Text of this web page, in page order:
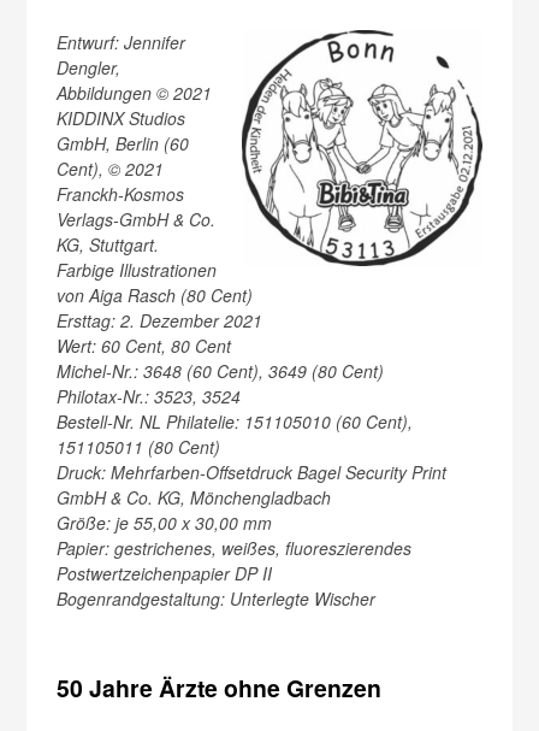
Entwurf: Jennifer
Dengler,
Abbildungen © 2021
KIDDINX Studios
GmbH, Berlin (60
Cent), © 2021
Franckh-Kosmos
Verlags-GmbH & Co.
KG, Stuttgart.
Farbige Illustrationen
von Aiga Rasch (80 Cent)
Ersttag: 2. Dezember 2021
Wert: 60 Cent, 80 Cent
Michel-Nr.: 3648 (60 Cent), 3649 (80 Cent)
Philotax-Nr.: 3523, 3524
Bestell-Nr. NL Philatelie: 151105010 (60 Cent),
151105011 (80 Cent)
Druck: Mehrfarben-Offsetdruck Bagel Security Print
GmbH & Co. KG, Mönchengladbach
Größe: je 55,00 x 30,00 mm
Papier: gestrichenes, weißes, fluoreszierendes
Postwertzeichenpapier DP II
Bogenrandgestaltung: Unterlegte Wischer
50 Jahre Ärzte ohne Grenzen